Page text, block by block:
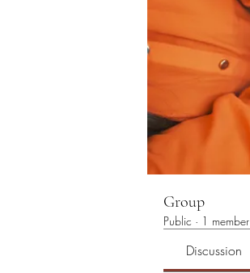
Group
Public · 1 member
Discussion